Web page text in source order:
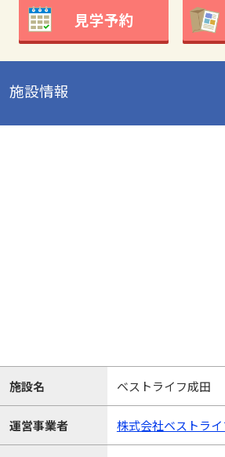
見学予約
施設情報
施設名 ベストライフ成田
運営事業者 株式会社ベストラ